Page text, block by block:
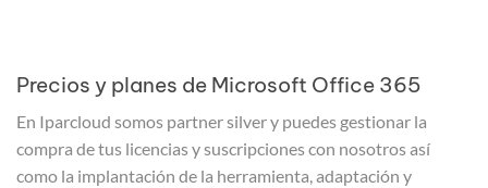
Precios y planes de Microsoft Office 365
En Iparcloud somos partner silver y puedes gestionar la
compra de tus licencias y suscripciones con nosotros así
como la implantación de la herramienta, adaptación y